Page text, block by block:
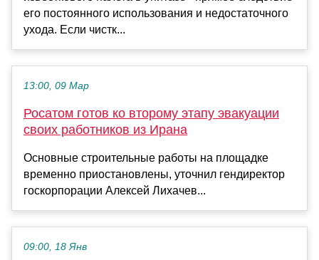
его постоянного использования и недостаточного
ухода. Если чистк...
13:00, 09 Мар
Росатом готов ко второму этапу эвакуации
своих работников из Ирана
Основные строительные работы на площадке
временно приостановлены, уточнил гендиректор
госкорпорации Алексей Лихачев...
09:00, 18 Янв